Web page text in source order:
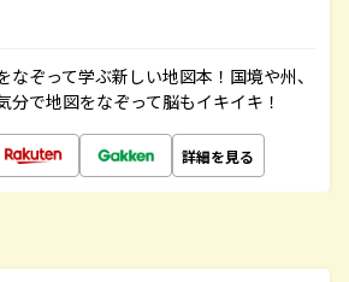
なぞって学ぶ新しい地図本！国境や州、
分で地図をなぞって脳もイキイキ！
詳細を見る